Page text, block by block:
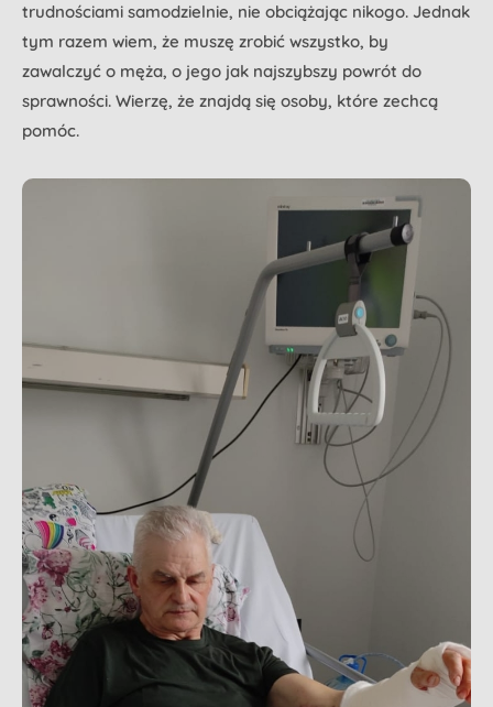
trudnościami samodzielnie, nie obciążając nikogo. Jednak
tym razem wiem, że muszę zrobić wszystko, by
zawalczyć o męża, o jego jak najszybszy powrót do
sprawności. Wierzę, że znajdą się osoby, które zechcą
pomóc.